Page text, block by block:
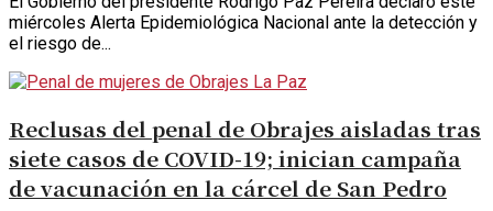
miércoles Alerta Epidemiológica Nacional ante la detección y
el riesgo de...
Reclusas del penal de Obrajes aisladas tras
siete casos de COVID-19; inician campaña
de vacunación en la cárcel de San Pedro